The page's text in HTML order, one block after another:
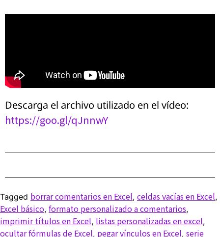
Descarga el archivo utilizado en el vídeo:
https://goo.gl/qJnnwY
Tagged borrar comentarios en Excel, celdas vacías en Excel,
Excel básico, formato personalizado a comentarios,
imprimir títulos en Excel, listas personalizadas en excel,
ocultar fórmulas de Excel, pegar vínculos en Excel, serie